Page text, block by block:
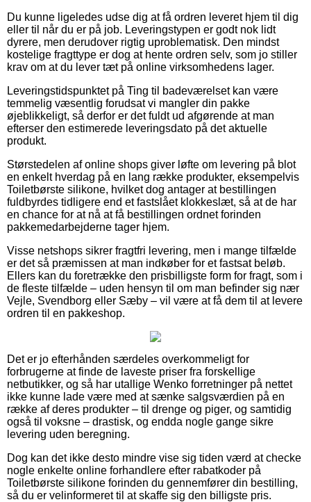
Du kunne ligeledes udse dig at få ordren leveret hjem til dig
eller til når du er på job. Leveringstypen er godt nok lidt
dyrere, men derudover rigtig uproblematisk. Den mindst
kostelige fragttype er dog at hente ordren selv, som jo stiller
krav om at du lever tæt på online virksomhedens lager.
Leveringstidspunktet på Ting til badeværelset kan være
temmelig væsentlig forudsat vi mangler din pakke
øjeblikkeligt, så derfor er det fuldt ud afgørende at man
efterser den estimerede leveringsdato på det aktuelle
produkt.
Størstedelen af online shops giver løfte om levering på blot
en enkelt hverdag på en lang række produkter, eksempelvis
Toiletbørste silikone, hvilket dog antager at bestillingen
fuldbyrdes tidligere end et fastslået klokkeslæt, så at de har
en chance for at nå at få bestillingen ordnet forinden
pakkemedarbejderne tager hjem.
Visse netshops sikrer fragtfri levering, men i mange tilfælde
er det så præmissen at man indkøber for et fastsat beløb.
Ellers kan du foretrække den prisbilligste form for fragt, som i
de fleste tilfælde – uden hensyn til om man befinder sig nær
Vejle, Svendborg eller Sæby – vil være at få dem til at levere
ordren til en pakkeshop.
Det er jo efterhånden særdeles overkommeligt for
forbrugerne at finde de laveste priser fra forskellige
netbutikker, og så har utallige Wenko forretninger på nettet
ikke kunne lade være med at sænke salgsværdien på en
række af deres produkter – til drenge og piger, og samtidig
også til voksne – drastisk, og endda nogle gange sikre
levering uden beregning.
Dog kan det ikke desto mindre vise sig tiden værd at checke
nogle enkelte online forhandlere efter rabatkoder på
Toiletbørste silikone forinden du gennemfører din bestilling,
så du er velinformeret til at skaffe sig den billigste pris.